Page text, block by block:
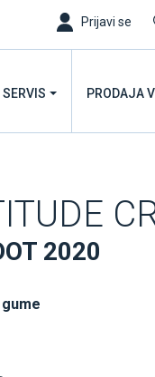
Prijavi se
SERVIS PRODAJA
2020